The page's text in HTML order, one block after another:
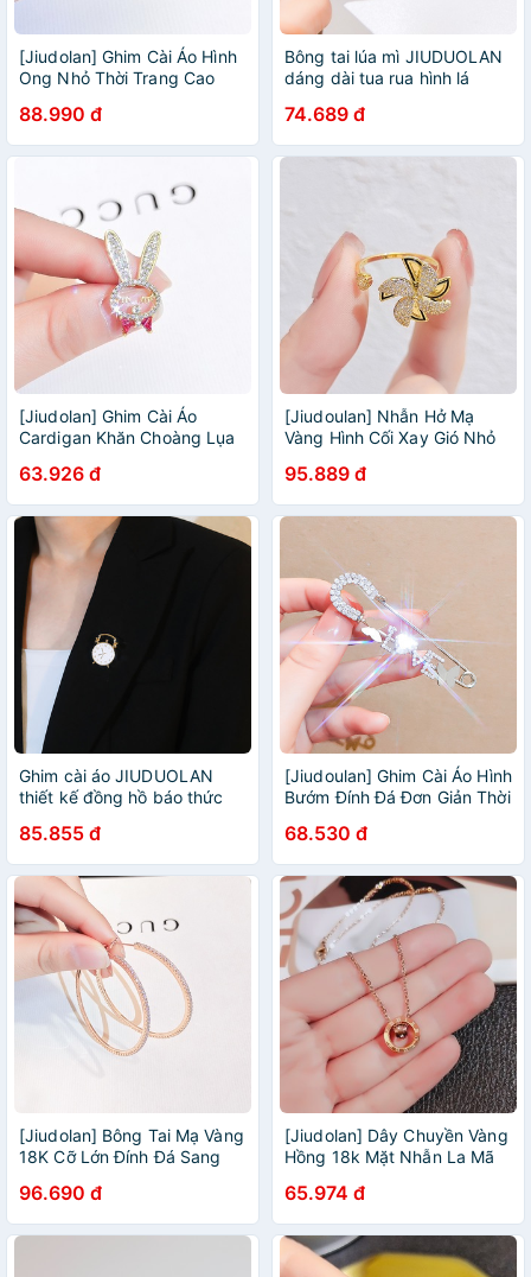
[Jiudolan] Ghim Cài Áo Hình
Ong Nhỏ Thời Trang Cao
Cho Nữ
88.990 đ
Bông tai lúa mì JIUDUOLAN
dáng dài tua rua hình lá
tính thời trang cho nữ
74.689 đ
[Jiudolan] Ghim Cài Áo
Cardigan Khăn Choàng Lụa
Thương Chống Chói Mắt
Cho Nữ
63.926 đ
[Jiudoulan] Nhẫn Hở Mạ
Vàng Hình Cối Xay Gió Nhỏ
95.889 đ
Ghim cài áo JIUDUOLAN
thiết kế đồng hồ báo thức
trang cao cấp sáng tạo
dành cho nữ
85.855 đ
[Jiudoulan] Ghim Cài Áo Hình
Bướm Đính Đá Đơn Giản Thời
68.530 đ
[Jiudolan] Bông Tai Mạ Vàng
18K Cỡ Lớn Đính Đá Sang
Cho Nữ
96.690 đ
[Jiudolan] Dây Chuyền Vàng
Hồng 18k Mặt Nhẫn La Mã
65.974 đ